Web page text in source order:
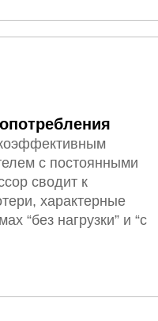
с постоянными
сводит к
характерные
“без нагрузки” и “с